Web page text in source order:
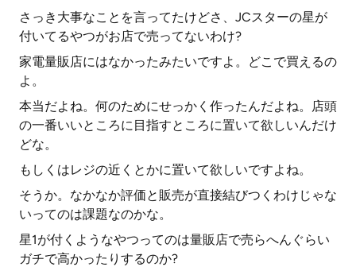
さっき大事なことを言ってたけどさ、JCスターの星が
付いてるやつがお店で売ってないわけ?
家電量販店にはなかったみたいですよ。どこで買えるの
よ。
本当だよね。何のためにせっかく作ったんだよね。店頭
の一番いいところに目指すところに置いて欲しいんだけ
どな。
もしくはレジの近くとかに置いて欲しいですよね。
そうか。なかなか評価と販売が直接結びつくわけじゃな
いってのは課題なのかな。
星1が付くようなやつってのは量販店で売らへんぐらい
ガチで高かったりするのか?